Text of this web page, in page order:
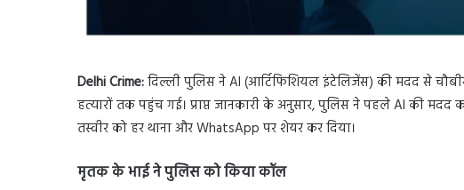
Delhi Crime:दिल्ली पुलिस ने AI (आर्टिफिशियल इंटेलिजेंस) की मदद से
हत्यारों तक पहुंच गई। प्राप्त जानकारी के अनुसार, पुलिस ने पहले AI की
तस्वीर को हर थाना और WhatsApp पर शेयर कर दिया।
मृतक के भाई ने पुलिस को किया कॉल